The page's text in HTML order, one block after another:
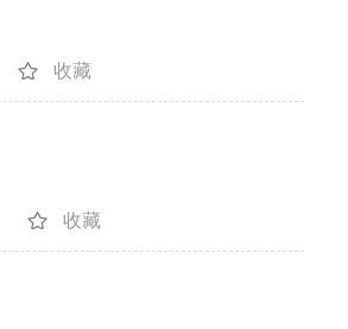
收藏
收藏